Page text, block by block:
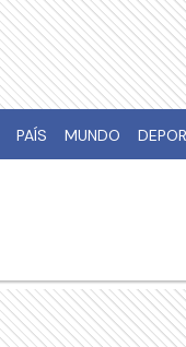
PAÍS MUNDO